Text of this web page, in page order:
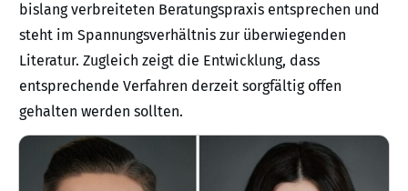
bislang verbreiteten Beratungspraxis entsprechen und
steht im Spannungsverhältnis zur überwiegenden
Literatur. Zugleich zeigt die Entwicklung, dass
entsprechende Verfahren derzeit sorgfältig offen
gehalten werden sollten.